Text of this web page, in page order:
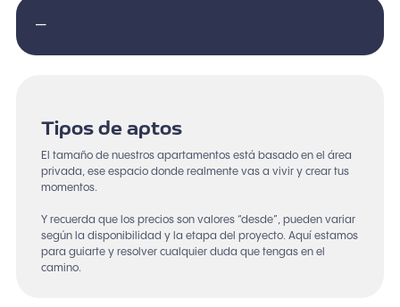
—
Tipos de aptos
El tamaño de nuestros apartamentos está basado en el área
privada, ese espacio donde realmente vas a vivir y crear tus
momentos.
Y recuerda que los precios son valores “desde”, pueden variar
según la disponibilidad y la etapa del proyecto. Aquí estamos
para guiarte y resolver cualquier duda que tengas en el
camino.